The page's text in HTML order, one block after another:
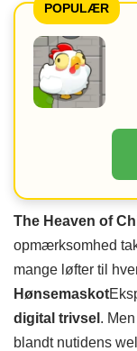
POPULÆR
The Heaven of
opmærksomhed
mange løfter til
Hønsemaskot
digital trivsel .
blandt nutidens